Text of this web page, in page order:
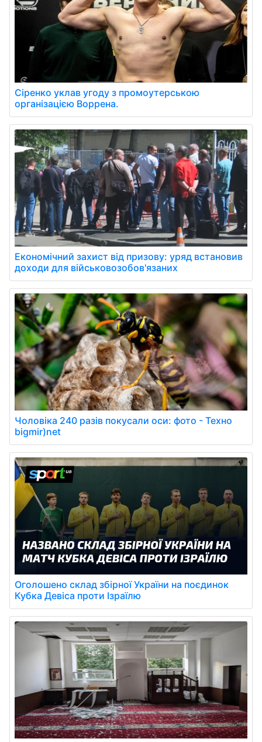
Сіренко уклав угоду з промоутерською
організацією Воррена.
Економічний захист від призову: уряд встановив
доходи для військовозобов'язаних
Чоловіка 240 разів покусали оси: фото - Техно
bigmir)net
Оголошено склад збірної України на поєдинок
Кубка Девіса проти Ізраїлю